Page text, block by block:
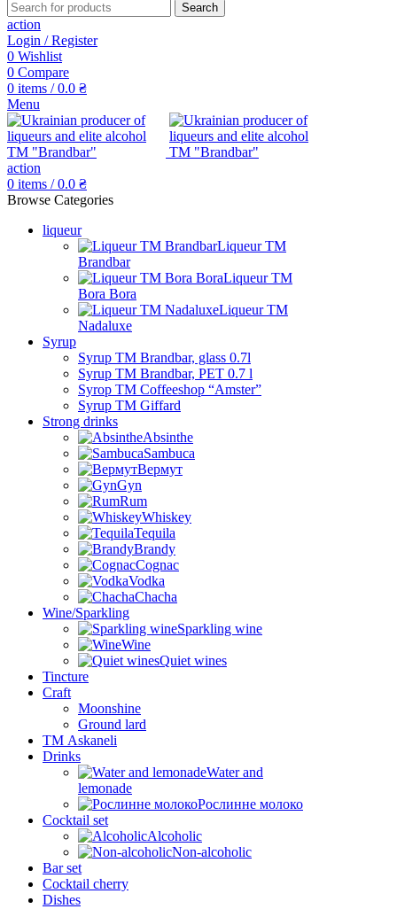
Search
action
Login / Register
0 Wishlist
0 Compare
0 items / 0.0 ₴
Menu
action
0 items / 0.0 ₴
Browse Categories
liqueur
Liqueur TM
Brandbar
Liqueur TM
Bora Bora
Liqueur TM
Nadaluxe
Syrup
Syrup TM Brandbar, glass 0.7l
Syrup TM Brandbar, PET 0.7 l
Syrop TM Coffeeshop “Amster”
Syrup TM Giffard
Strong drinks
Absinthe
Sambuca
Вермут
Gyn
Rum
Whiskey
Tequila
Brandy
Cognac
Vodka
Chacha
Wine/Sparkling
Sparkling wine
Wine
Quiet wines
Tincture
Craft
Moonshine
Ground lard
ТМ Askaneli
Drinks
Water and
lemonade
Рослинне молоко
Cocktail set
Alcoholic
Non-alcoholic
Bar set
Cocktail cherry
Dishes